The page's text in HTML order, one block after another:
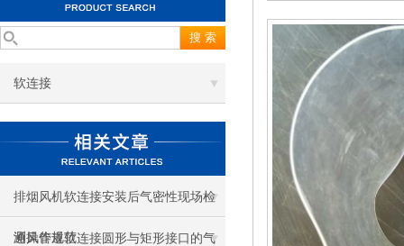
软连接
排烟风机软连接安装后气密性现场检
测操作规范
通风管道软连接圆形与矩形接口的气